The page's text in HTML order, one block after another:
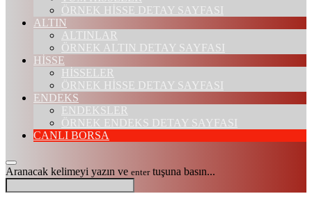
ÖRNEK HİSSE DETAY SAYFASI
ALTIN
ALTINLAR
ÖRNEK ALTIN DETAY SAYFASI
HİSSE
HİSSELER
ÖRNEK HİSSE DETAY SAYFASI
ENDEKS
ENDEKSLER
ÖRNEK ENDEKS DETAY SAYFASI
CANLI BORSA
Aranacak kelimeyi yazın ve entertuşuna basın...